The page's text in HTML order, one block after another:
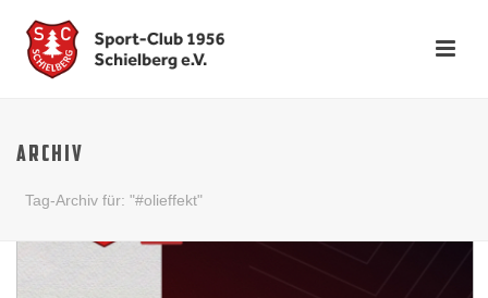
ARCHIV
Tag-Archiv für: "#olieffekt"